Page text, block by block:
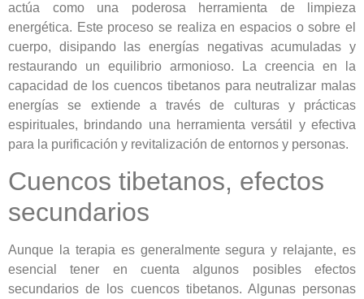
actúa como una poderosa herramienta de limpieza
energética. Este proceso se realiza en espacios o sobre el
cuerpo, disipando las energías negativas acumuladas y
restaurando un equilibrio armonioso. La creencia en la
capacidad de los cuencos tibetanos para neutralizar malas
energías se extiende a través de culturas y prácticas
espirituales, brindando una herramienta versátil y efectiva
para la purificación y revitalización de entornos y personas.
Cuencos tibetanos, efectos
secundarios
Aunque la terapia es generalmente segura y relajante, es
esencial tener en cuenta algunos posibles efectos
secundarios de los cuencos tibetanos. Algunas personas